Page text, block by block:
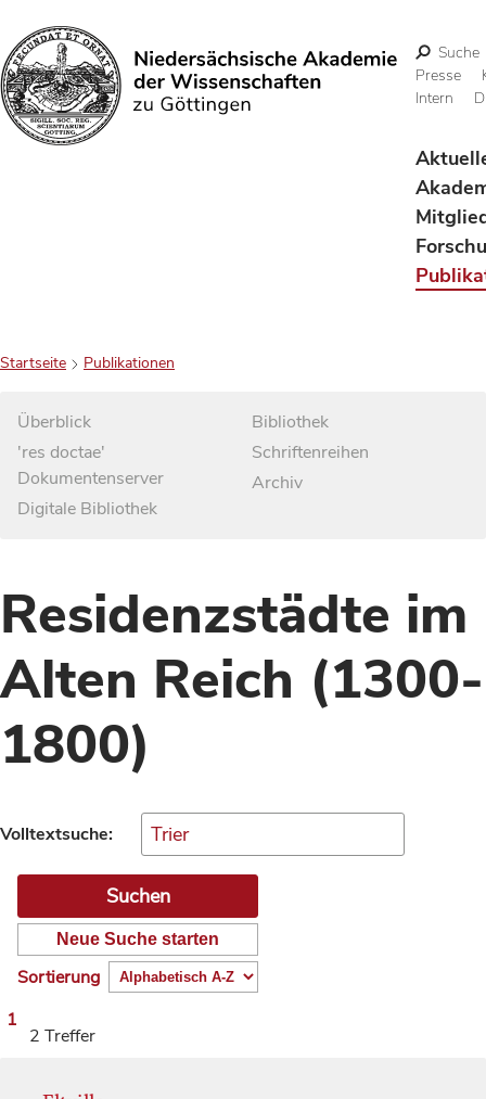
Suchen
Suche
Presse
Intern
Startseite Publikationen
Überblick
'res doctae'
Dokumentenserver
Digitale Bibliothek
Bibliothek
Schriftenreihen
Archiv
Residenzstädte im
Alten Reich (1300-
1800)
Volltextsuche:
Neue Suche starten
Sortierung
1
2 Treffer